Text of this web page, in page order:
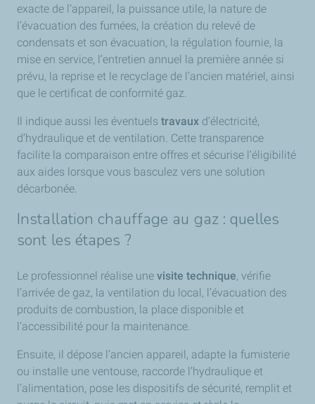
exacte de l’appareil, la puissance utile, la nature de
l’évacuation des fumées, la création du relevé de
condensats et son évacuation, la régulation fournie, la
mise en service, l’entretien annuel la première année si
prévu, la reprise et le recyclage de l’ancien matériel, ainsi
que le certificat de conformité gaz.
Il indique aussi les éventuels travaux d’électricité,
d’hydraulique et de ventilation. Cette transparence
facilite la comparaison entre offres et sécurise l’éligibilité
aux aides lorsque vous basculez vers une solution
décarbonée.
Installation chauffage au gaz : quelles
sont les étapes ?
Le professionnel réalise une visite technique, vérifie
l’arrivée de gaz, la ventilation du local, l’évacuation des
produits de combustion, la place disponible et
l’accessibilité pour la maintenance.
Ensuite, il dépose l’ancien appareil, adapte la fumisterie
ou installe une ventouse, raccorde l’hydraulique et
l’alimentation, pose les dispositifs de sécurité, remplit et